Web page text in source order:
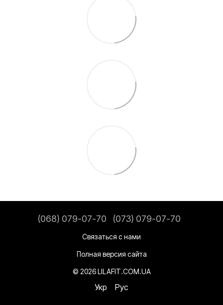
(068) 079-07-70 (073) 079-07-70
Связаться с нами
Полная версия сайта
© 2026 LILAFIT.COM.UA
Укр Рус